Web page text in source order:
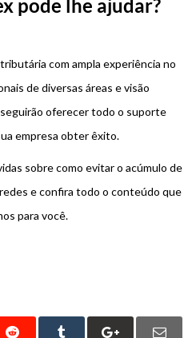
pode lhe ajudar?
com ampla experiência no
de diversas áreas e visão
oferecer todo o suporte
empresa obter êxito.
sobre como evitar o acúmulo de
e confira todo o conteúdo que
para você.